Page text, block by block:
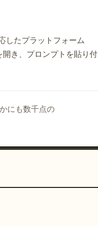
したプラットフォーム
開き、プロンプトを貼り付
にも数千点の